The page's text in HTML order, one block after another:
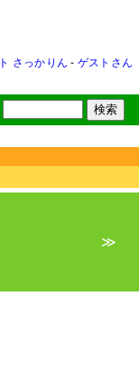
さっかりん - ゲストさん
≫